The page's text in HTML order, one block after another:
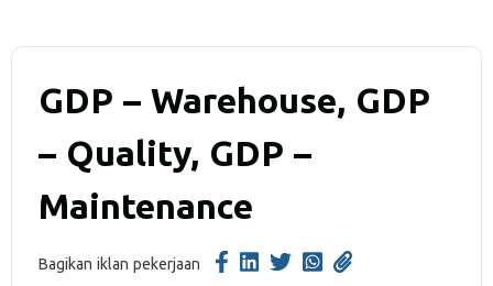
GDP – Warehouse, GDP
– Quality, GDP –
Maintenance
Bagikan iklan pekerjaan